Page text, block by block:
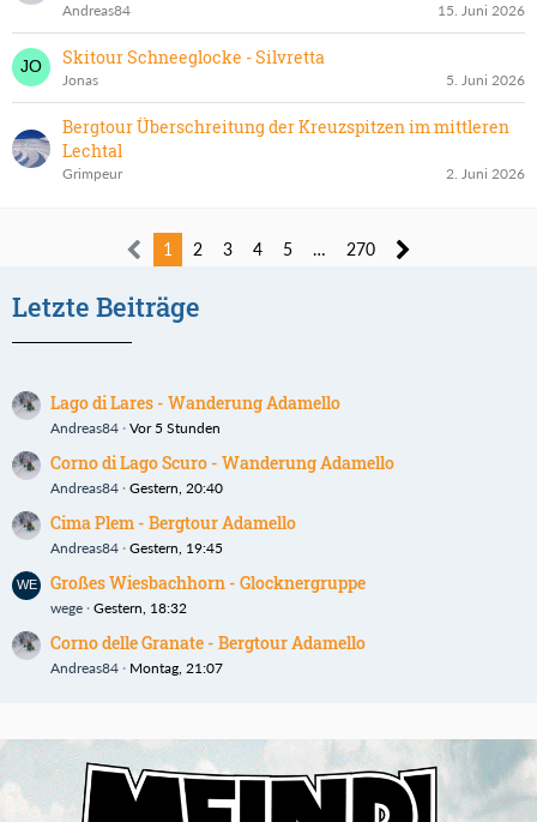
Andreas84 15. Juni 2026
Skitour Schneeglocke - Silvretta
Jonas 5. Juni 2026
Bergtour Überschreitung der Kreuzspitzen im mittleren
Lechtal
Grimpeur 2. Juni 2026
1 2 3 4 5 … 270
Letzte Beiträge
Lago di Lares - Wanderung Adamello
Andreas84 Vor 5 Stunden
Corno di Lago Scuro - Wanderung Adamello
Andreas84 Gestern, 20:40
Cima Plem - Bergtour Adamello
Andreas84 Gestern, 19:45
Großes Wiesbachhorn - Glocknergruppe
wege Gestern, 18:32
Corno delle Granate - Bergtour Adamello
Andreas84 Montag, 21:07